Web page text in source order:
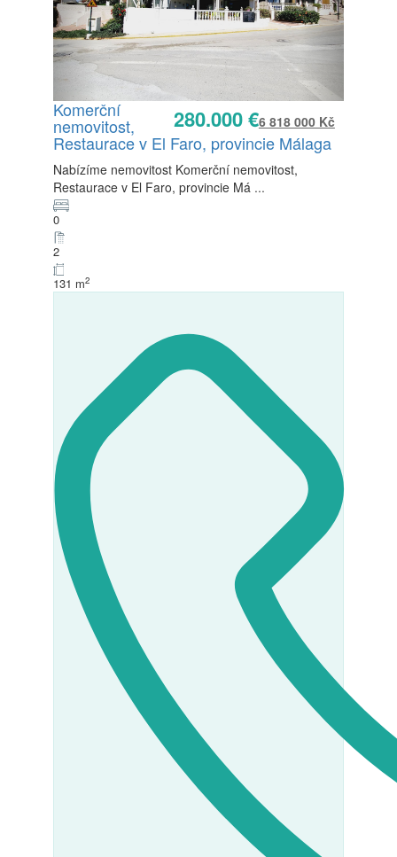
Prodej
K dispozici
280.000 €6 818 000 Kč
Komerční
nemovitost,
Restaurace v El Faro, provincie Málaga
Nabízíme nemovitost Komerční nemovitost,
Restaurace v El Faro, provincie Má ...
0
2
131 m2